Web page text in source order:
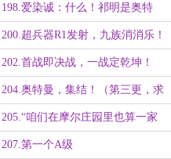
198.爱染诚：什么！祁明是奥特
曼！（第三更）
200.超兵器R1发射，九族消消乐！
（惊喜加更）
202.首战即决战，一战定乾坤！
204.奥特曼，集结！（第三更，求
月票！）
205.“咱们在摩尔庄园里也算一家
人”（感谢环直小骑士的盟主！）
207.第一个A级